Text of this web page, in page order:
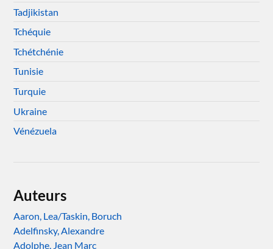
Tadjikistan
Tchéquie
Tchétchénie
Tunisie
Turquie
Ukraine
Vénézuela
Auteurs
Aaron, Lea/Taskin, Boruch
Adelfinsky, Alexandre
Adolphe, Jean Marc